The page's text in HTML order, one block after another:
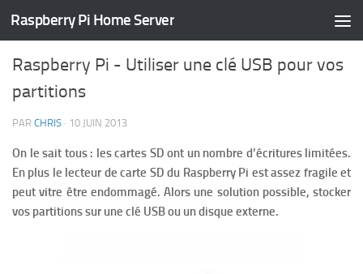
Raspberry Pi Home Server
TUTORIELS/ HOME SERVER/PARAMÈTRAGE 27 COMMENTS
Raspberry Pi - Utiliser une clé USB pour vos
partitions
PAR CHRIS · 10 JUIN 2013
On le sait tous : les cartes SD ont un nombre d’écritures limitées.
En plus le lecteur de carte SD du Raspberry Pi est assez fragile et
peut vitre être endommagé. Alors une solution possible, stocker
vos partitions sur une clé USB ou un disque externe.